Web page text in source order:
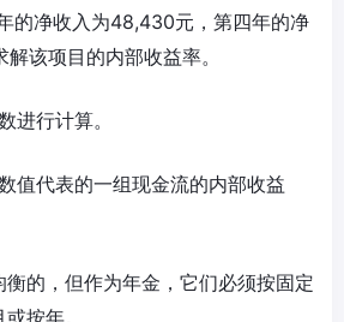
的净收入为48,430元，第四年的净
该项目的内部收益率。
进行计算。
值代表的一组现金流的内部收益
的，但作为年金，它们必须按固定
按年。